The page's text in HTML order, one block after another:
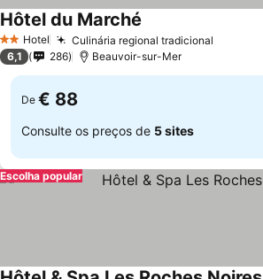
2 Estrelas
Hotel Culinária regional tradicional
Hôtel du Marché
6,1 286 Beauvoir-sur-Mer
De € 88
Consulte os preços de 5 sites
Escolha popular